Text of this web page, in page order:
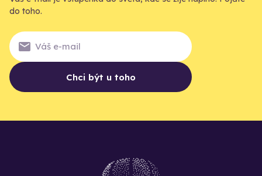
do toho.
Chci být u toho